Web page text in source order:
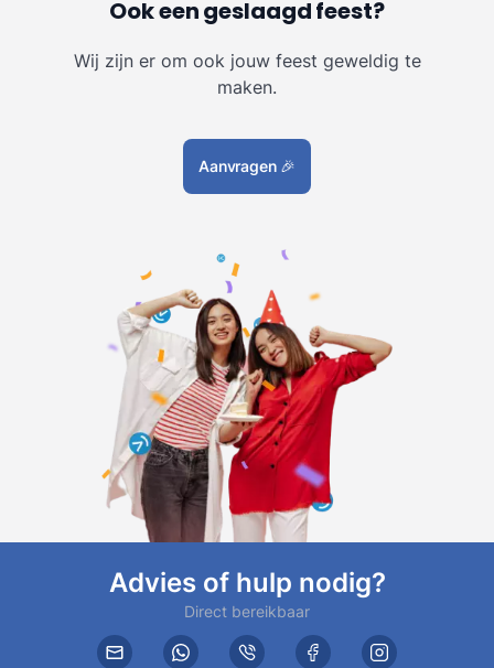
Ook een geslaagd feest?
Wij zijn er om ook jouw feest geweldig te
maken.
Aanvragen 🎉
Advies of hulp nodig?
Direct bereikbaar